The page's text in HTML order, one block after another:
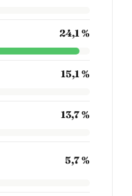
24,1 %
15,1 %
13,7 %
5,7 %